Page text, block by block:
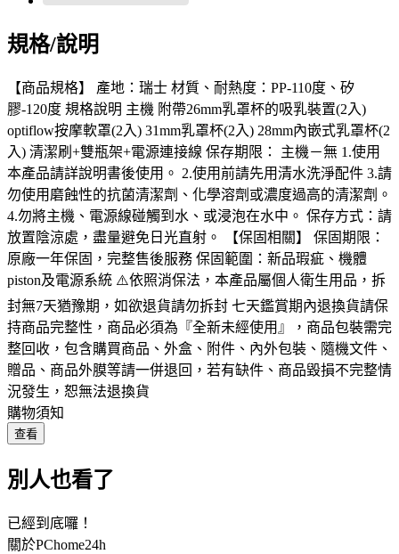
規格/說明
【商品規格】 產地：瑞士 材質、耐熱度：PP-110度、矽
膠-120度 規格說明 主機 附帶26mm乳罩杯的吸乳裝置(2入)
optiflow按摩軟罩(2入) 31mm乳罩杯(2入) 28mm內嵌式乳罩杯(2
入) 清潔刷+雙瓶架+電源連接線 保存期限： 主機－無 1.使用
本產品請詳說明書後使用。 2.使用前請先用清水洗淨配件 3.請
勿使用磨蝕性的抗菌清潔劑、化學溶劑或濃度過高的清潔劑。
4.勿將主機、電源線碰觸到水、或浸泡在水中。 保存方式：請
放置陰涼處，盡量避免日光直射。 【保固相關】 保固期限：
原廠一年保固，完整售後服務 保固範圍：新品瑕疵、機體
piston及電源系統 ⚠️依照消保法，本產品屬個人衛生用品，拆
封無7天猶豫期，如欲退貨請勿拆封 七天鑑賞期內退換貨請保
持商品完整性，商品必須為『全新未經使用』，商品包裝需完
整回收，包含購買商品、外盒、附件、內外包裝、隨機文件、
贈品、商品外膜等請一併退回，若有缺件、商品毀損不完整情
況發生，恕無法退換貨
購物須知
查看
別人也看了
已經到底囉！
關於PChome24h